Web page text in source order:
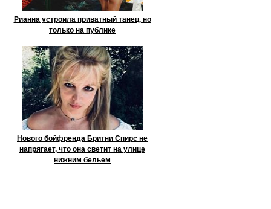
Рианна устроила приватный танец, но
только на публике
Нового бойфренда Бритни Спирс не
напрягает, что она светит на улице
нижним бельем